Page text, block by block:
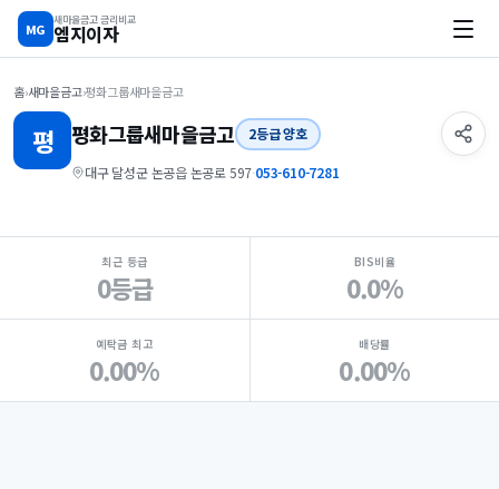
MG
새마을금고 금리비교
엠지이자
홈›새마을금고›평화그룹새마을금고
평 평화그룹새마을금고 2등급 양호
대구 달성군 논공읍 논공로 597·053-610-7281
지점 핵심 지표 요약
최근 등급
0등급
BIS비율
0.0%
예탁금 최고
0.00%
배당률
0.00%